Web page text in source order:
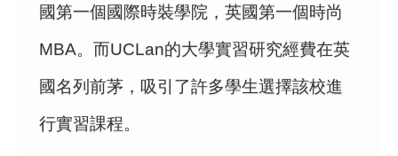
國第一個國際時裝學院，英國第一個時尚
MBA。而UCLan的大學實習研究經費在英
國名列前茅，吸引了許多學生選擇該校進
行實習課程。